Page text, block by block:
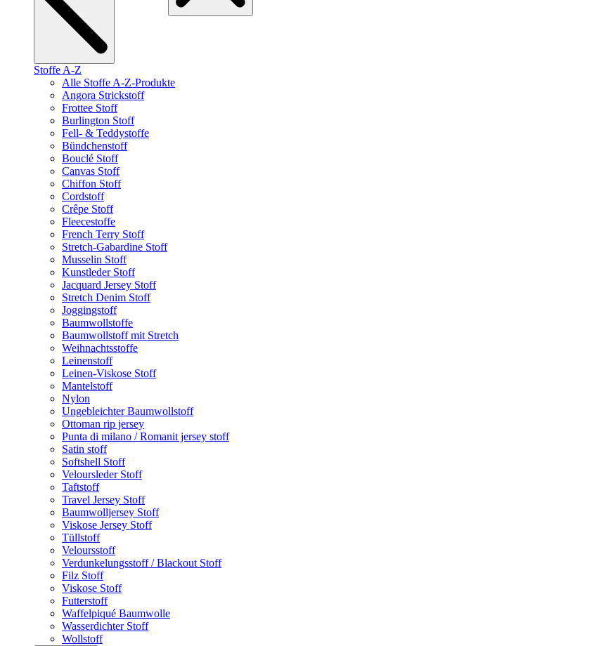
Stoffe A-Z
Alle Stoffe A-Z-Produkte
Angora Strickstoff
Frottee Stoff
Burlington Stoff
Fell- & Teddystoffe
Bündchenstoff
Bouclé Stoff
Canvas Stoff
Chiffon Stoff
Cordstoff
Crêpe Stoff
Fleecestoffe
French Terry Stoff
Stretch-Gabardine Stoff
Musselin Stoff
Kunstleder Stoff
Jacquard Jersey Stoff
Stretch Denim Stoff
Joggingstoff
Baumwollstoffe
Baumwollstoff mit Stretch
Weihnachtsstoffe
Leinenstoff
Leinen-Viskose Stoff
Mantelstoff
Nylon
Ungebleichter Baumwollstoff
Ottoman rip jersey
Punta di milano / Romanit jersey stoff
Satin stoff
Softshell Stoff
Veloursleder Stoff
Taftstoff
Travel Jersey Stoff
Baumwolljersey Stoff
Viskose Jersey Stoff
Tüllstoff
Veloursstoff
Verdunkelungsstoff / Blackout Stoff
Filz Stoff
Viskose Stoff
Futterstoff
Waffelpiqué Baumwolle
Wasserdichter Stoff
Wollstoff